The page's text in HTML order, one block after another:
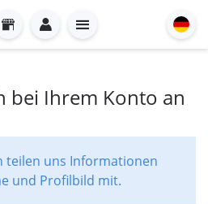
bei Ihrem Konto an
teilen uns Informationen
und Profilbild mit.